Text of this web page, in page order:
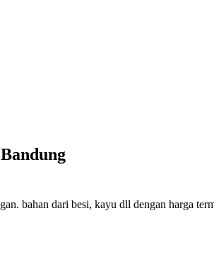
bahan dari besi, kayu dll dengan harga